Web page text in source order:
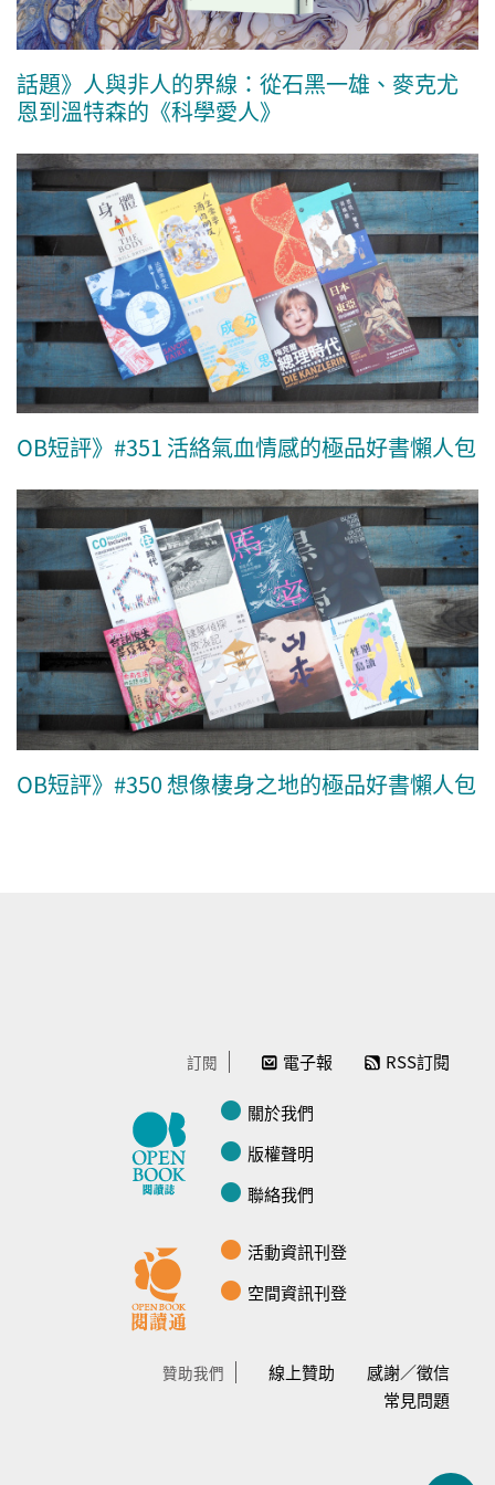
話題》人與非人的界線：從石黑一雄、麥克尤
恩到溫特森的《科學愛人》
OB短評》#351 活絡氣血情感的極品好書懶人包
OB短評》#350 想像棲身之地的極品好書懶人包
訂閱 電子報 RSS訂閱
關於我們
版權聲明
聯絡我們
活動資訊刊登
空間資訊刊登
贊助我們 線上贊助
感謝／徵信
常見問題